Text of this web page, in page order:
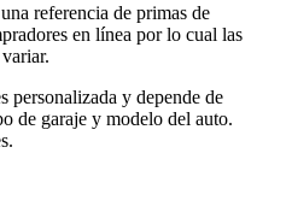
referencia de primas de
en línea por lo cual las
personalizada y depende de
de garaje y modelo del auto.